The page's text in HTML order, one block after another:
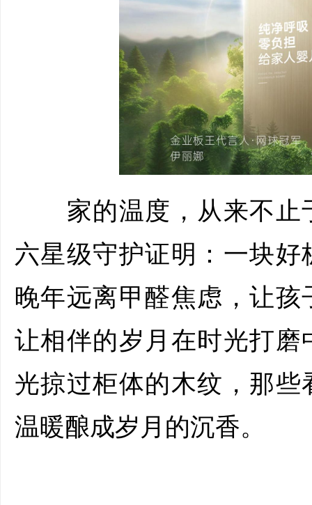
家的温度，从来不止
六星级守护证明：一块
晚年远离甲醛焦虑，让
让相伴的岁月在时光打
光掠过柜体的木纹，那
温暖酿成岁月的沉香。